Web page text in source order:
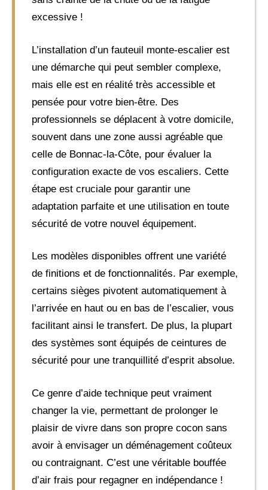
excessive !
L’installation d’un fauteuil monte-escalier est
une démarche qui peut sembler complexe,
mais elle est en réalité très accessible et
pensée pour votre bien-être. Des
professionnels se déplacent à votre domicile,
souvent dans une zone aussi agréable que
celle de Bonnac-la-Côte, pour évaluer la
configuration exacte de vos escaliers. Cette
étape est cruciale pour garantir une
adaptation parfaite et une utilisation en toute
sécurité de votre nouvel équipement.
Les modèles disponibles offrent une variété
de finitions et de fonctionnalités. Par exemple,
certains sièges pivotent automatiquement à
l’arrivée en haut ou en bas de l’escalier, vous
facilitant ainsi le transfert. De plus, la plupart
des systèmes sont équipés de ceintures de
sécurité pour une tranquillité d’esprit absolue.
Ce genre d’aide technique peut vraiment
changer la vie, permettant de prolonger le
plaisir de vivre dans son propre cocon sans
avoir à envisager un déménagement coûteux
ou contraignant. C’est une véritable bouffée
d’air frais pour regagner en indépendance !